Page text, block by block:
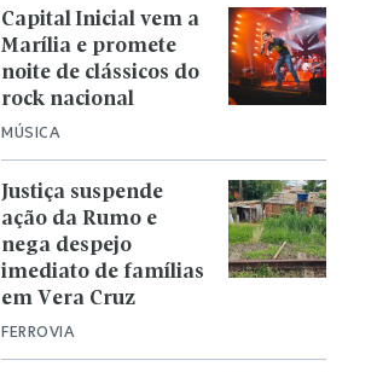
MÚSICA
Capital Inicial vem a
Marília e promete
noite de clássicos do
rock nacional
FERROVIA
Justiça suspende
ação da Rumo e
nega despejo
imediato de famílias
em Vera Cruz